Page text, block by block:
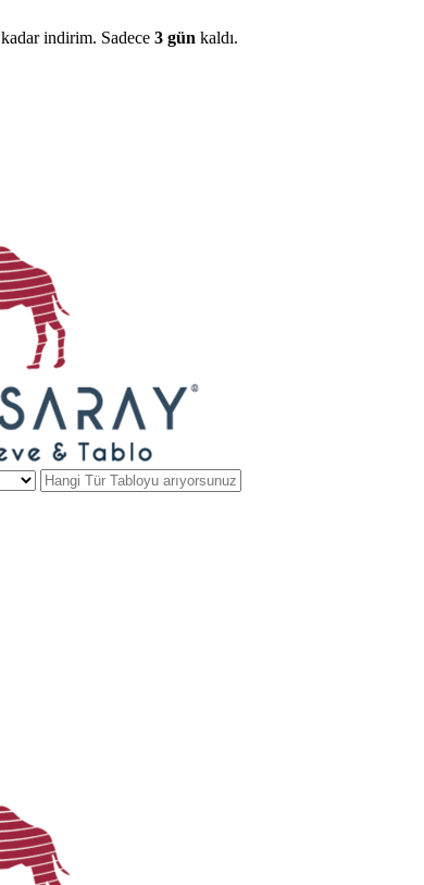
kadar indirim. Sadece 3 gün kaldı.